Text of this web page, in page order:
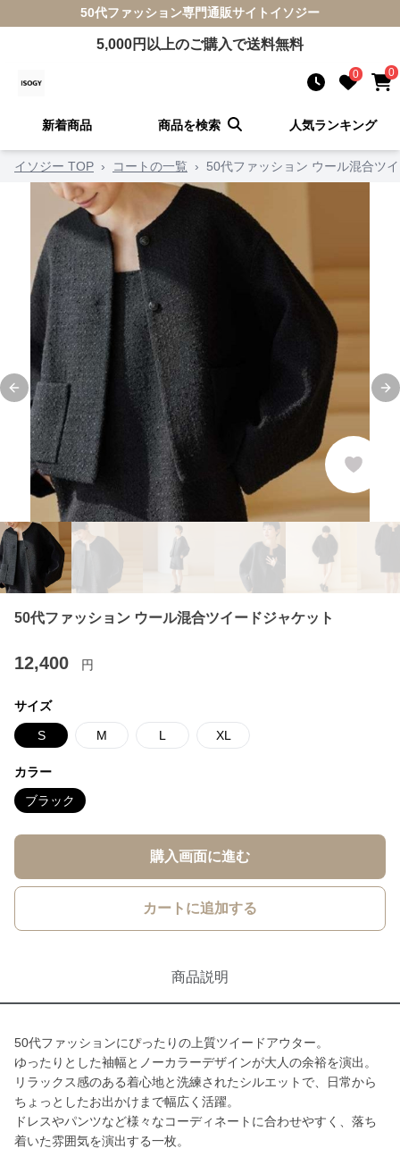
50代ファッション専門通販サイト イソジー
5,000円以上のご購入で送料無料
0 0
新着商品 商品を検索 人気ランキング
イソジー TOP › コートの一覧 › 50代ファッション ウール混合ツ
Previous slide
50代ファッション ウール混合ツイードジャケット
12,400 円
サイズ
S M L XL
カラー
ブラック
購入画面に進む
カートに追加する
商品説明
50代ファッションにぴったりの上質ツイードアウター。
ゆったりとした袖幅とノーカラーデザインが大人の余裕を演出。
リラックス感のある着心地と洗練されたシルエットで、日常から
ちょっとしたお出かけまで幅広く活躍。
ドレスやパンツなど様々なコーディネートに合わせやすく、落ち
着いた雰囲気を演出する一枚。